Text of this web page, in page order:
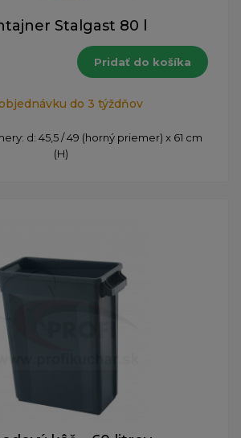
Stalgast 80 l
Pridať do košíka
do 3 týždňov
d: 45,5 / 49 (horný priemer) x 61 cm
(H)